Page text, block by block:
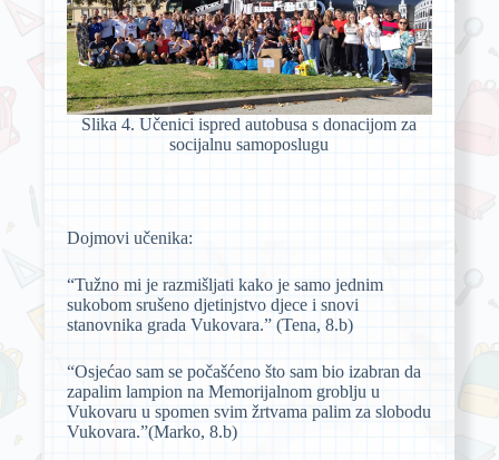
Slika 4. Učenici ispred autobusa s donacijom za
socijalnu samoposlugu
Dojmovi učenika:
“Tužno mi je razmišljati kako je samo jednim
sukobom srušeno djetinjstvo djece i snovi
stanovnika grada Vukovara.” (Tena, 8.b)
“Osjećao sam se počašćeno što sam bio izabran da
zapalim lampion na Memorijalnom groblju u
Vukovaru u spomen svim žrtvama palim za slobodu
Vukovara.”(Marko, 8.b)